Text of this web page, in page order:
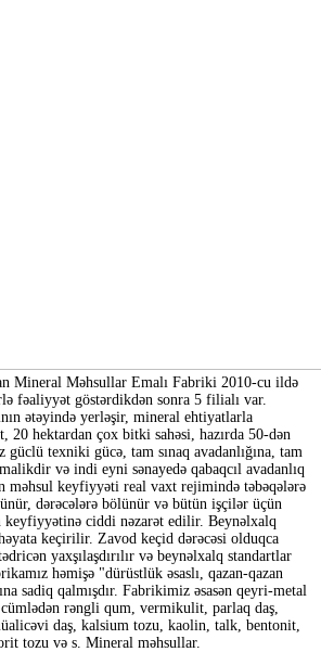
Mineral Məhsullar Emalı Fabriki 2010-cu ildə
fəaliyyət göstərdikdən sonra 5 filialı var.
ətəyində yerləşir, mineral ehtiyatlarla
20 hektardan çox bitki sahəsi, hazırda 50-dən
texniki gücə, tam sınaq avadanlığına, tam
və indi eyni sənayedə qabaqcıl avadanlıq
məhsul keyfiyyəti real vaxt rejimində təbəqələrə
dərəcələrə bölünür və bütün işçilər üçün
keyfiyyətinə ciddi nəzarət edilir. Beynəlxalq
keçirilir. Zavod keçid dərəcəsi olduqca
yaxşılaşdırılır və beynəlxalq standartlar
həmişə "dürüstlük əsaslı, qazan-qazan
sadiq qalmışdır. Fabrikimiz əsasən qeyri-metal
rəngli qum, vermikulit, parlaq daş,
daş, kalsium tozu, kaolin, talk, bentonit,
tozu və s. Mineral məhsullar.